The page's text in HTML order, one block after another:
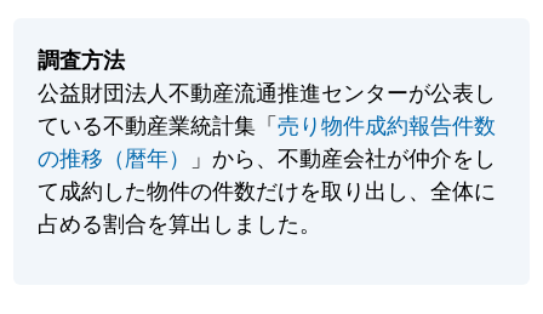
調査方法
公益財団法人不動産流通推進センターが公表し
ている不動産業統計集「売り物件成約報告件数
の推移（暦年）
」から、不動産会社が仲介をし
て成約した物件の件数だけを取り出し、全体に
占める割合を算出しました。